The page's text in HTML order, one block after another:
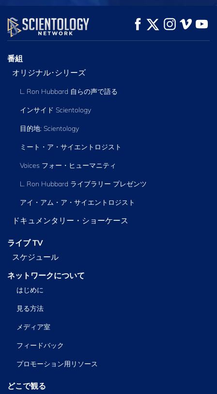
観る シリーズを探求
番組
オリジナル･シリーズ
L. Ron Hubbard 自らの声で語る
インサイド Scientology
目的地: Scientology
ミート・ア・サイエントロジスト
Voices フォー・ヒューマニティ
L. Ron Hubbard ライブラリー プレゼンツ
アイ・アム・ア・サイエントロジスト
ドキュメンタリー・ショーケース
ライブ TV
スケジュール
ネットワークについて
はじめに
見る方法
メディア室
フィードバック
プロモーション用リソース
どこで観る